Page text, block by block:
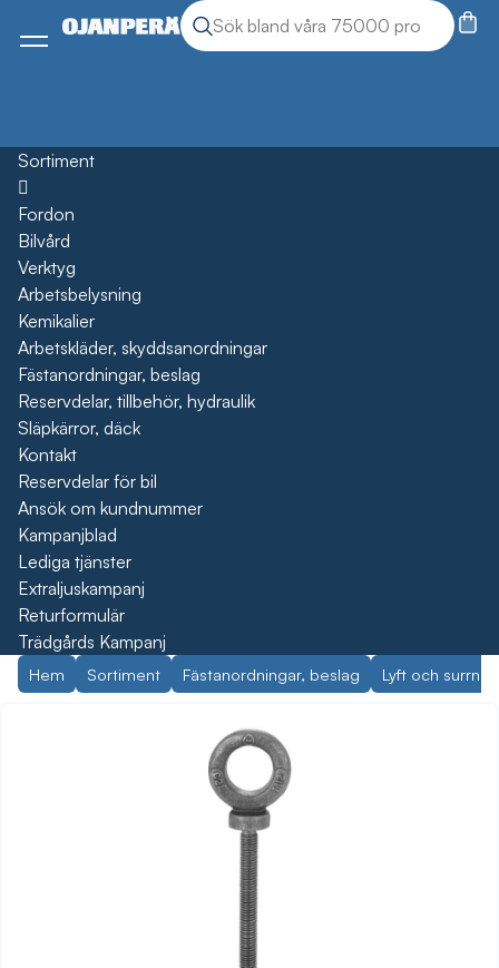
Sök produkter
Sök
Meny
Sortiment
Öppna
Fordon
Bilvård
Verktyg
Arbetsbelysning
Kemikalier
Arbetskläder, skyddsanordningar
Fästanordningar, beslag
Reservdelar, tillbehör, hydraulik
Släpkärror, däck
Kontakt
Reservdelar för bil
Ansök om kundnummer
Kampanjblad
Lediga tjänster
Extraljuskampanj
Returformulär
Trädgårds Kampanj
Hem Sortiment Fästanordningar, beslag Lyft och